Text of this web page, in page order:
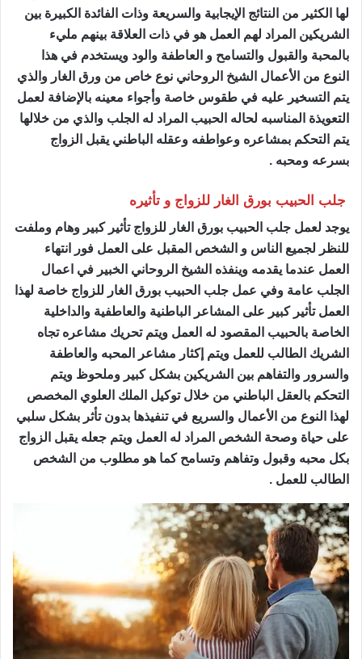
لها الكثير من النتائج الإيجابية والسريعة وذات الفائدة الكبيرة بين
الشريكين المراد لهم العمل هو في ذات العلاقة بينهم مليء
بالمحبة والقبول والتسامح و العاطفة والود ويستخدم في هذا
النوع من الأعمال الشيخ الروحاني نوع خاص من ورق الغار والذي
يتم التسخير عليه في طقوس خاصة وأجواء معينه بالإضافة لعمل
التعويذة المناسبه لحاله الحبيب المراد له الجلب والذي من خلالها
يتم التحكم بمشاعره وعواطفه وعقله الباطني يقبل الزواج
بسرعه ومحبه .
جلب الحبيب بورق الغار للزواج و تأثيره
يوجد لعمل جلب الحبيب بورق الغار للزواج تأثير كبير وهام وملفت
للنظر لجميع الناس و الشخص المقبل على العمل فور انتهاء
العمل عندما يقدمه وينفذه الشيخ الروحاني الخبير في اعمال
الجلب عامة وفي عمل جلب الحبيب بورق الغار للزواج خاصة لهذا
العمل تأثير كبير على المشاعر الباطنية والعاطفية والداخلية
الخاصة بالحبيب المقصود له العمل ويتم تحريك مشاعره تجاه
الشريك الطالب للعمل ويتم إكثار مشاعر المحبه والعاطفة
والسرور والتفاهم بين الشريكين بشكل كبير وملحوظ ويتم
التحكم بالعقل الباطني من خلال توكيل الملك العلوي المخصص
لهذا النوع من الأعمال والسريع في تنفيذها بدون تأثر بشكل سلبي
على حياة وصحة الشخص المراد له العمل ويتم جعله يقبل الزواج
بكل محبه وقبول وتفاهم وتسامح كما هو مطلوب من الشخص
الطالب للعمل .